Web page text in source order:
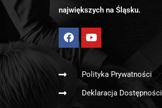
największych na Śląsku.
Polityka Prywatności
Deklaracja Dostępności